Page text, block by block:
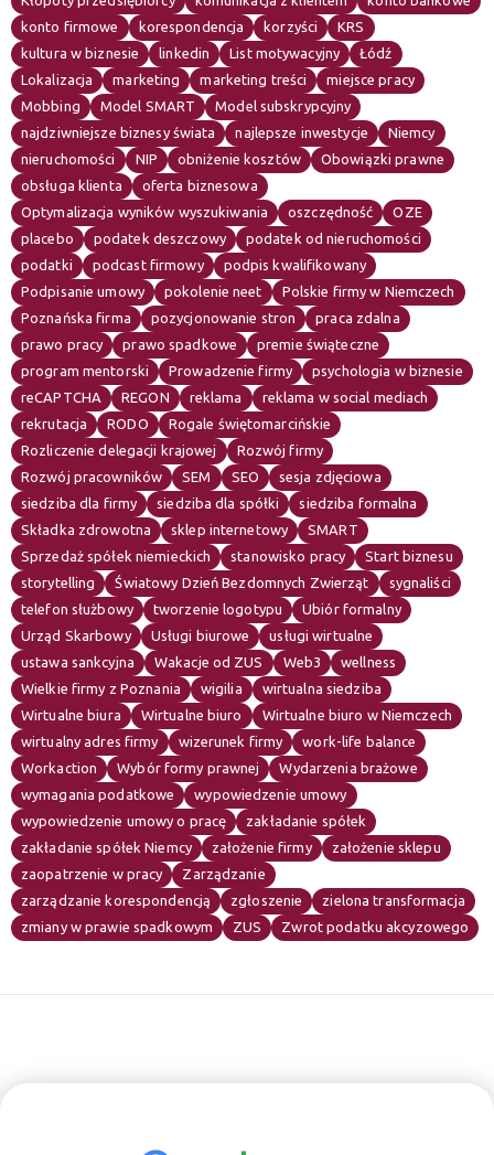
konto firmowe
korespondencja korzyści
KRS
kultura w biznesie
linkedin List motywacyjny
Łódź
Lokalizacja
marketing marketing treści
miejsce pracy
Mobbing
Model SMART
Model subskrypcyjny
najdziwniejsze biznesy świata
najlepsze inwestycje
Niemcy
nieruchomości
NIP obniżenie kosztów
Obowiązki prawne
obsługa klienta
oferta biznesowa
Optymalizacja wyników wyszukiwania
oszczędność
OZE
placebo
podatek deszczowy
podatek od nieruchomości
podatki
podcast firmowy
podpis kwalifikowany
Podpisanie umowy
pokolenie neet
Polskie firmy w Niemczech
Poznańska firma
pozycjonowanie stron
praca zdalna
prawo pracy
prawo spadkowe
premie świąteczne
program mentorski
Prowadzenie firmy
psychologia w biznesie
reCAPTCHA
REGON reklama
reklama w social mediach
rekrutacja
RODO
Rogale świętomarcińskie
Rozliczenie delegacji krajowej
Rozwój firmy
Rozwój pracowników
SEM SEO
sesja zdjęciowa
siedziba dla firmy
siedziba dla spółki
siedziba formalna
Składka zdrowotna
sklep internetowy
SMART
Sprzedaż spółek niemieckich
stanowisko pracy
Start biznesu
storytelling
Światowy Dzień Bezdomnych Zwierząt
sygnaliści
telefon służbowy
tworzenie logotypu
Ubiór formalny
Urząd Skarbowy
Usługi biurowe
usługi wirtualne
ustawa sankcyjna
Wakacje od ZUS Web3
wellness
Wielkie firmy z Poznania
wigilia
wirtualna siedziba
Wirtualne biura
Wirtualne biuro
Wirtualne biuro w Niemczech
wirtualny adres firmy
wizerunek firmy
work-life balance
Workaction
Wybór formy prawnej
Wydarzenia brażowe
wymagania podatkowe
wypowiedzenie umowy
wypowiedzenie umowy o pracę
zakładanie spółek
zakładanie spółek Niemcy
założenie firmy
założenie sklepu
zaopatrzenie w pracy
Zarządzanie
zarządzanie korespondencją
zgłoszenie
zielona transformacja
zmiany w prawie spadkowym
ZUS Zwrot podatku akcyzowego